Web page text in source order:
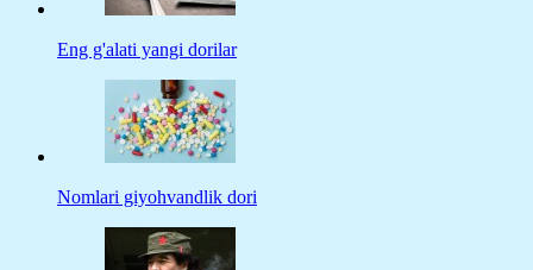
Eng g'alati yangi dorilar
Nomlari giyohvandlik dori